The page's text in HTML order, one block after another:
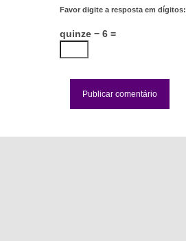
Favor digite a resposta em dígitos:
quinze − 6 =